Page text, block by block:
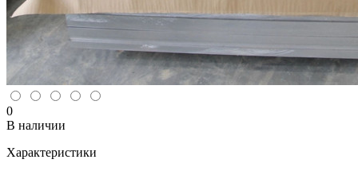
0
В наличии
Характеристики